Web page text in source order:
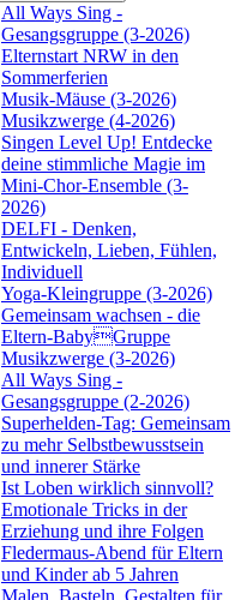
All Ways Sing -
Gesangsgruppe (3-2026)
Elternstart NRW in den
Sommerferien
Musik-Mäuse (3-2026)
Musikzwerge (4-2026)
Singen Level Up! Entdecke
deine stimmliche Magie im
Mini-Chor-Ensemble (3-
2026)
DELFI - Denken,
Entwickeln, Lieben, Fühlen,
Individuell
Yoga-Kleingruppe (3-2026)
Gemeinsam wachsen - die
Eltern-BabyGruppe
Musikzwerge (3-2026)
All Ways Sing -
Gesangsgruppe (2-2026)
Superhelden-Tag: Gemeinsam
zu mehr Selbstbewusstsein
und innerer Stärke
Ist Loben wirklich sinnvoll?
Emotionale Tricks in der
Erziehung und ihre Folgen
Fledermaus-Abend für Eltern
und Kinder ab 5 Jahren
Malen, Basteln, Gestalten für